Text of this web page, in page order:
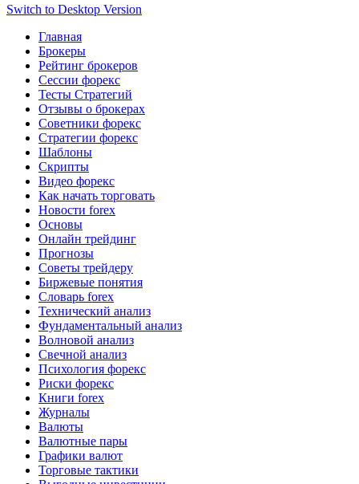
Switch to Desktop Version
Главная
Брокеры
Рейтинг брокеров
Сессии форекс
Тесты Стратегий
Отзывы о брокерах
Советники форекс
Стратегии форекс
Шаблоны
Скрипты
Видео форекс
Как начать торговать
Новости forex
Основы
Онлайн трейдинг
Прогнозы
Советы трейдеру
Биржевые понятия
Словарь forex
Технический анализ
Фундаментальный анализ
Волновой анализ
Свечной анализ
Психология форекс
Риски форекс
Книги forex
Журналы
Валюты
Валютные пары
Графики валют
Торговые тактики